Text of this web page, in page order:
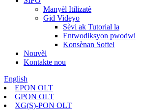
Manyèl Itilizatè
Gid Videyo
Sèvi ak Tutorial la
Entwodiksyon pwodwi
Konsènan Softel
Nouvèl
Kontakte nou
English
EPON OLT
GPON OLT
XG(S)-PON OLT